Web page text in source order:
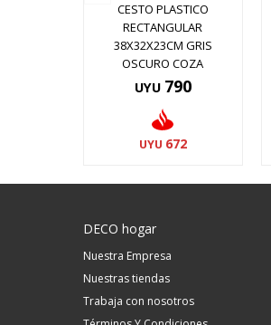
CESTO PLASTICO
RECTANGULAR
38X32X23CM GRIS
OSCURO COZA
UYU 790
UYU 672
DECO hogar
Nuestra Empresa
Nuestras tiendas
Trabaja con nosotros